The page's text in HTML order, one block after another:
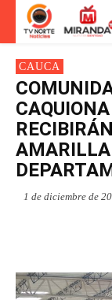
CAUCA
AMARILLA
1 de diciembre de